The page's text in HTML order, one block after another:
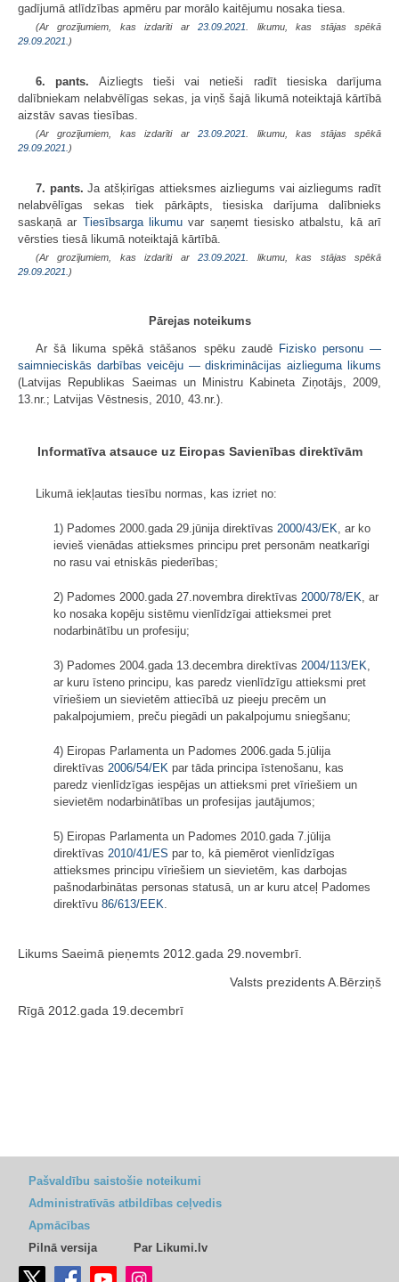
gadījumā atlīdzības apmēru par morālo kaitējumu nosaka tiesa.
(Ar grozījumiem, kas izdarīti ar23.09.2021
. likumu, kas stājas spēkā
29.09.2021. )
6. pants. Aizliegts tieši vai netieši radīt tiesiska darījuma
dalībniekam nelabvēlīgas sekas, ja viņš šajā likumā noteiktajā kārtībā
aizstāv savas tiesības.
(Ar grozījumiem, kas izdarīti ar23.09.2021
. likumu, kas stājas spēkā
29.09.2021. )
7. pants. Ja atšķirīgas attieksmes aizliegums vai aizliegums radīt
nelabvēlīgas sekas tiek pārkāpts, tiesiska darījuma dalībnieks
saskaņā ar Tiesībsarga likumu var saņemt tiesisko atbalstu, kā arī
vērsties tiesā likumā noteiktajā kārtībā.
(Ar grozījumiem, kas izdarīti ar23.09.2021
. likumu, kas stājas spēkā
29.09.2021. )
Pārejas noteikums
Ar šā likuma spēkā stāšanos spēku zaudē Fizisko personu —
saimnieciskās darbības veicēju — diskriminācijas aizlieguma likums
(Latvijas Republikas Saeimas un Ministru Kabineta Ziņotājs, 2009,
13.nr.; Latvijas Vēstnesis, 2010, 43.nr.).
Informatīva atsauce uz Eiropas Savienības direktīvām
Likumā iekļautas tiesību normas, kas izriet no:
1) Padomes 2000.gada 29.jūnija direktīvas 2000/43/EK, ar ko
ievieš vienādas attieksmes principu pret personām neatkarīgi
no rasu vai etniskās piederības;
2) Padomes 2000.gada 27.novembra direktīvas 2000/78/EK, ar
ko nosaka kopēju sistēmu vienlīdzīgai attieksmei pret
nodarbinātību un profesiju;
3) Padomes 2004.gada 13.decembra direktīvas 2004/113/EK,
ar kuru īsteno principu, kas paredz vienlīdzīgu attieksmi pret
vīriešiem un sievietēm attiecībā uz pieeju precēm un
pakalpojumiem, preču piegādi un pakalpojumu sniegšanu;
4) Eiropas Parlamenta un Padomes 2006.gada 5.jūlija
direktīvas 2006/54/EK par tāda principa īstenošanu, kas
paredz vienlīdzīgas iespējas un attieksmi pret vīriešiem un
sievietēm nodarbinātības un profesijas jautājumos;
5) Eiropas Parlamenta un Padomes 2010.gada 7.jūlija
direktīvas 2010/41/ES par to, kā piemērot vienlīdzīgas
attieksmes principu vīriešiem un sievietēm, kas darbojas
pašnodarbinātas personas statusā, un ar kuru atceļ Padomes
direktīvu 86/613/EEK.
Likums Saeimā pieņemts 2012.gada 29.novembrī.
Valsts prezidents A.Bērziņš
Rīgā 2012.gada 19.decembrī
Pašvaldību saistošie noteikumi
Administratīvās atbildības ceļvedis
Apmācības
Pilnā versija
Par Likumi.lv